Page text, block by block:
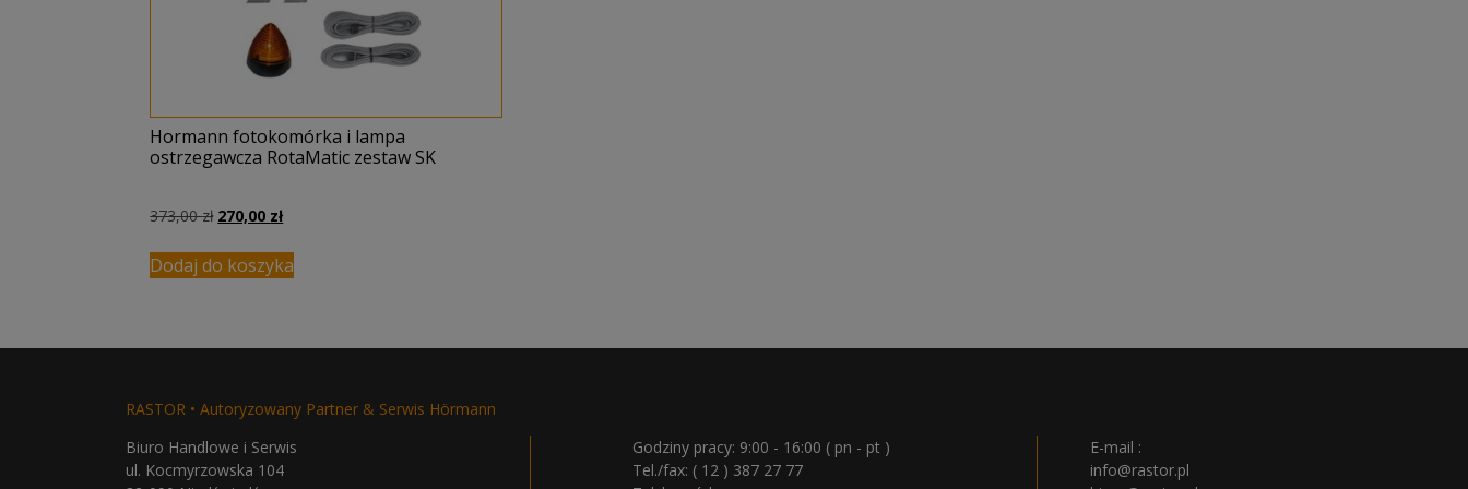
Hormann fotokomórka i lampa
ostrzegawcza RotaMatic zestaw SK
373,00zł Pierwotna
wynosiła:
373,00 zł.
270,00 złAktualna
wynosi:
270,00 zł.
Dodaj do koszyka
RASTOR • Autoryzowany Partner & Serwis Hörmann
Biuro Handlowe i Serwis
ul. Kocmyrzowska 104
Godziny pracy: 9:00 - 16:00 ( pn - pt )
Tel./fax: ( 12 ) 387 27 77
E-mail :
info@rastor.pl